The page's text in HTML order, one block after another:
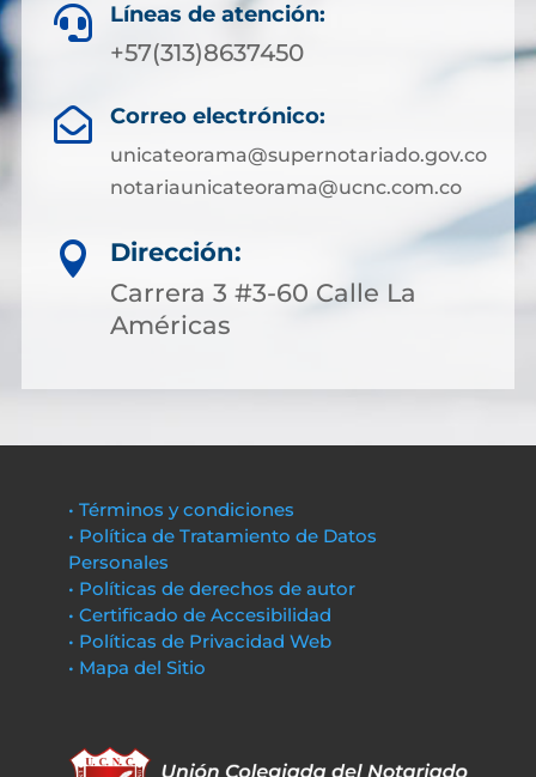
 Líneas de atención:
+57(313)8637450
 Correo electrónico:
unicateorama@supernotariado.gov.co
notariaunicateorama@ucnc.com.co

Dirección:
Carrera 3 #3-60 Calle La
Américas
• Términos y condiciones
• Política de Tratamiento de Datos
Personales
• Políticas de derechos de autor
• Certificado de Accesibilidad
• Políticas de Privacidad Web
• Mapa del Sitio